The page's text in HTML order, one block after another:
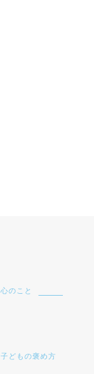
心のこと
子どもの褒め方